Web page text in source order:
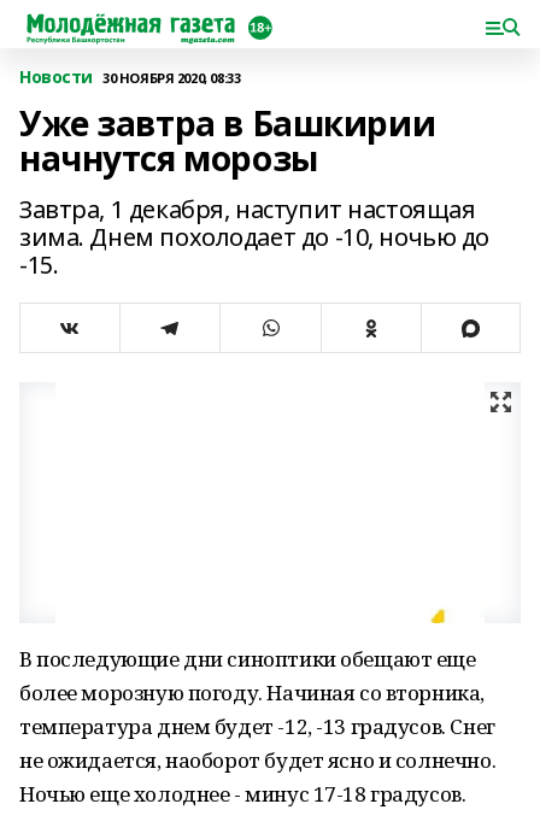
Новости 30 НОЯБРЯ 2020, 08:33
Уже завтра в Башкирии
начнутся морозы
Завтра, 1 декабря, наступит настоящая
зима. Днем похолодает до -10, ночью до
-15.
В последующие дни синоптики обещают еще
более морозную погоду. Начиная со вторника,
температура днем будет -12, -13 градусов. Снег
не ожидается, наоборот будет ясно и солнечно.
Ночью еще холоднее - минус 17-18 градусов.